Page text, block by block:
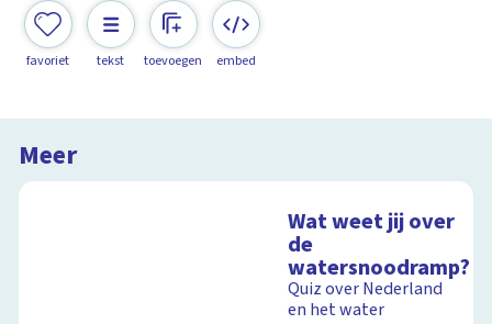
favoriet tekst toevoegen embed
Meer
Wat weet jij over
de
watersnoodramp?
Quiz over Nederland
en het water